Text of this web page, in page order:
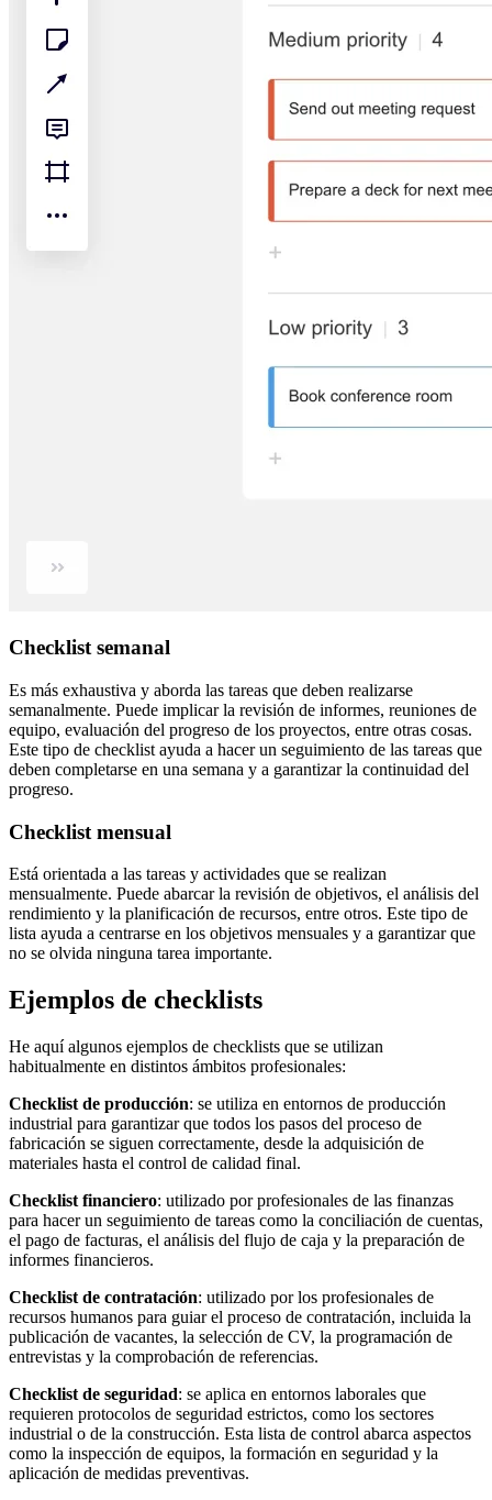
Checklist semanal
Es más exhaustiva y aborda las tareas que deben realizarse
semanalmente. Puede implicar la revisión de informes, reuniones de
equipo, evaluación del progreso de los proyectos, entre otras cosas.
Este tipo de checklist ayuda a hacer un seguimiento de las tareas que
deben completarse en una semana y a garantizar la continuidad del
progreso.
Checklist mensual
Está orientada a las tareas y actividades que se realizan
mensualmente. Puede abarcar la revisión de objetivos, el análisis del
rendimiento y la planificación de recursos, entre otros. Este tipo de
lista ayuda a centrarse en los objetivos mensuales y a garantizar que
no se olvida ninguna tarea importante.
Ejemplos de checklists
He aquí algunos ejemplos de checklists que se utilizan
habitualmente en distintos ámbitos profesionales:
Checklist de producción: se utiliza en entornos de producción
industrial para garantizar que todos los pasos del proceso de
fabricación se siguen correctamente, desde la adquisición de
materiales hasta el control de calidad final.
Checklist financiero: utilizado por profesionales de las finanzas
para hacer un seguimiento de tareas como la conciliación de cuentas,
el pago de facturas, el análisis del flujo de caja y la preparación de
informes financieros.
Checklist de contratación: utilizado por los profesionales de
recursos humanos para guiar el proceso de contratación, incluida la
publicación de vacantes, la selección de CV, la programación de
entrevistas y la comprobación de referencias.
Checklist de seguridad: se aplica en entornos laborales que
requieren protocolos de seguridad estrictos, como los sectores
industrial o de la construcción. Esta lista de control abarca aspectos
como la inspección de equipos, la formación en seguridad y la
aplicación de medidas preventivas.